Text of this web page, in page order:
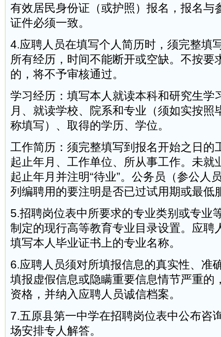
有效居民身份证（或护照）报名，报名与
证件必须一致。
4.应聘人员在填写个人简历时，须完整填
所有经历，时间不能断开或空缺。不按要
的，将不予审核通过。
学习经历：填写本人就读本科和研究生学
月、就读学校、院系和专业（须如实按照
称填写）、取得的学历、学位。
工作简历：须完整填写到报名开始之日的
起止年月、工作单位、所从事工作。未就
起止年月并注明“待业”。公务员（参公人
列编聘用的要注明是否已过试用期或最低
5.招聘岗位表中所要求的专业类别或专业
制定的现行高等教育专业目录设置。应聘
填写本人毕业证书上的专业名称。
6.应聘人员须对所填报信息的真实性、准
填报虚假信息或隐瞒重要信息情节严重的
资格，并纳入应聘人员诚信档案。
7.五原县第一中学在招聘岗位表中公布咨
场安排专人解答。